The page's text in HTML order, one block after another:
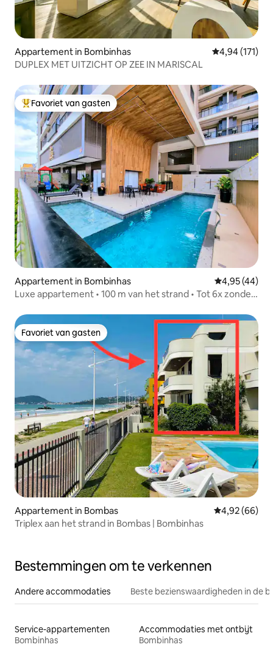
Appartement in Bombinhas Gemiddelde
4,94 (171)
DUPLEX MET UITZICHT OP ZEE IN MARISCAL
Topfavoriet van gasten
Favoriet van gasten
Appartement in Bombinhas Gemiddelde
4,95 (44)
Luxe appartement • 100 m van het strand • Tot 6x zonder
Favoriet van gasten
Favoriet van gasten
Appartement in Bombas Gemiddelde
4,92 (66)
Triplex aan het strand in Bombas | Bombinhas
Bestemmingen om te verkennen
Andere accommodaties Beste bezienswaardigheden in de
Service-appartementen
Bombinhas
Accommodaties met ontbijt
Bombinhas